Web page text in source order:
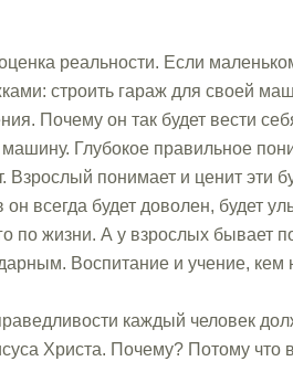
реальности. Если
строить гараж для своей
Почему он так будет вести
Глубокое правильное
Взрослый понимает и ценит эти
всегда будет доволен, будет
по жизни. А у взрослых бывает
Воспитание и учение, кем
каждый человек
Христа. Почему? Потому что